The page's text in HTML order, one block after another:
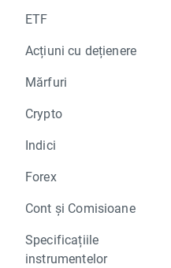
ETF
Acțiuni cu dețienere
Mărfuri
Crypto
Indici
Forex
Cont și Comisioane
Specificațiile
instrumentelor